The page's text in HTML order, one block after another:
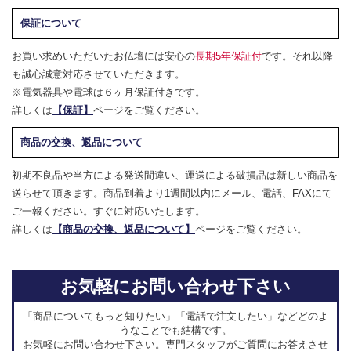
保証について
お買い求めいただいたお仏壇には安心の長期5年保証付です。それ以降
も誠心誠意対応させていただきます。
※電気器具や電球は６ヶ月保証付きです。
詳しくは 【保証】 ページをご覧ください。
商品の交換、返品について
初期不良品や当方による発送間違い、運送による破損品は新しい商品を
送らせて頂きます。商品到着より1週間以内にメール、電話、FAXにて
ご一報ください。すぐに対応いたします。
詳しくは 【商品の交換、返品について】 ページをご覧ください。
お気軽にお問い合わせ下さい
「商品についてもっと知りたい」「電話で注文したい」などどのよ
うなことでも結構です。
お気軽にお問い合わせ下さい。専門スタッフがご質問にお答えさせ